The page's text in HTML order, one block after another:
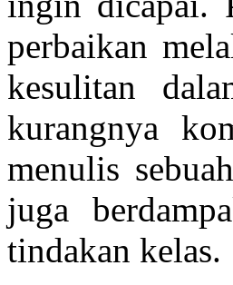
perbaikan
kesulitan
kurangnya
menulis
juga
tindakan kelas.